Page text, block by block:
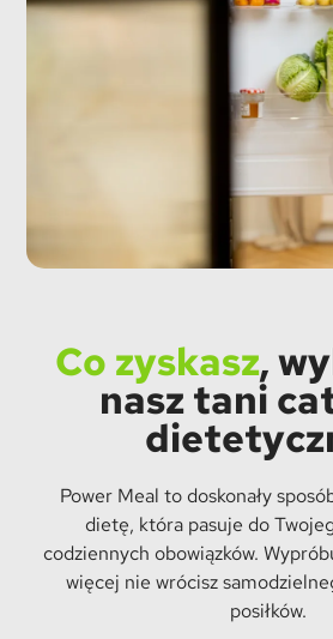
Co zyskasz,
nasz tani
Power Meal to doskonały
dietę, która pasuje do
codziennych obowiązków.
więcej nie wrócisz
posiłków.